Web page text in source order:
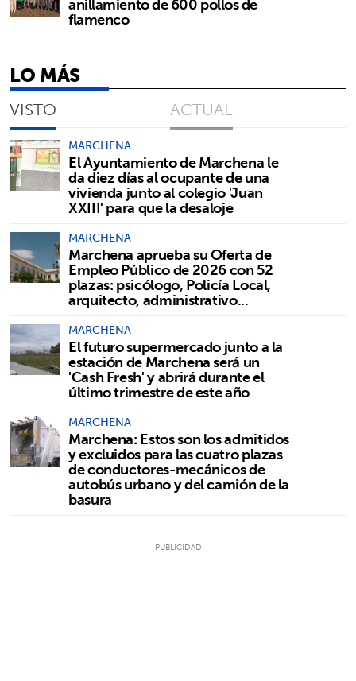
flamenco
LO MÁS
VISTO ACTUAL
MARCHENA
El Ayuntamiento de Marchena le
da diez días al ocupante de una
vivienda junto al colegio 'Juan
XXIII' para que la desaloje
MARCHENA
Marchena aprueba su Oferta de
Empleo Público de 2026 con 52
plazas: psicólogo, Policía Local,
arquitecto, administrativo...
MARCHENA
El futuro supermercado junto a la
estación de Marchena será un
'Cash Fresh' y abrirá durante el
último trimestre de este año
MARCHENA
Marchena: Estos son los admitidos
y excluidos para las cuatro plazas
de conductores-mecánicos de
autobús urbano y del camión de la
basura